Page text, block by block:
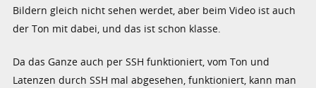
Bildern gleich nicht sehen werdet, aber beim Video ist auch
der Ton mit dabei, und das ist schon klasse.
Da das Ganze auch per SSH funktioniert, vom Ton und
Latenzen durch SSH mal abgesehen, funktioniert, kann man